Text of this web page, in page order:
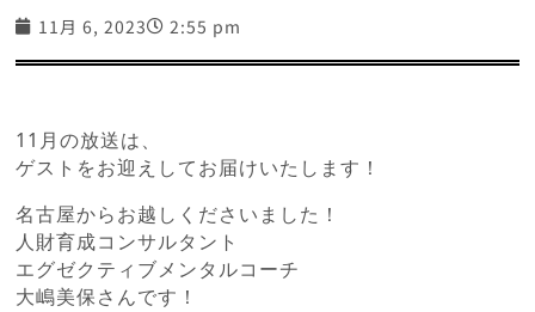
11月 6, 2023 2:55 pm
11月の放送は、
ゲストをお迎えしてお届けいたします！
名古屋からお越しくださいました！
人財育成コンサルタント
エグゼクティブメンタルコーチ
大嶋美保さんです！